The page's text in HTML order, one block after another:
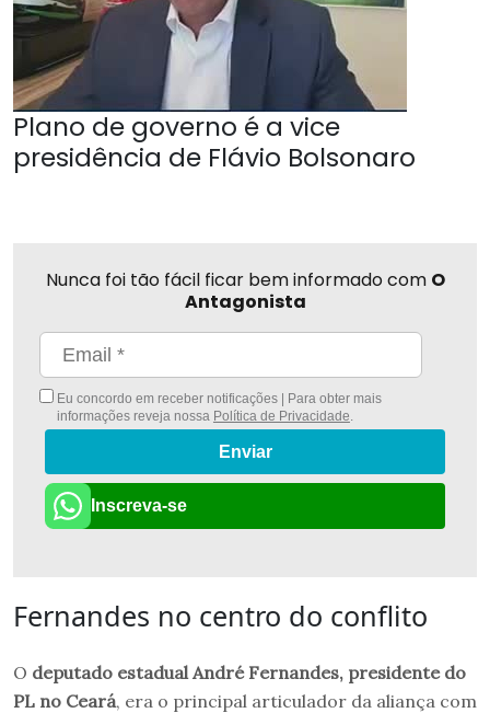
Plano de governo é a vice
presidência de Flávio Bolsonaro
Nunca foi tão fácil ficar bem informado com O
Antagonista
Eu concordo em receber notificações | Para obter mais
informações reveja nossa Política de Privacidade.
Enviar
Inscreva-se
Fernandes no centro do conflito
O deputado estadual André Fernandes, presidente do
PL no Ceará, era o principal articulador da aliança com